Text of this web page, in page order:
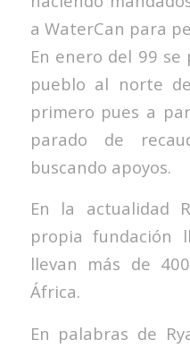
a WaterCan para
En enero del 99
pueblo al norte
primero pues a
parado de
buscando apoyos.
En la actualidad
propia fundación
llevan más de
África.
En palabras de